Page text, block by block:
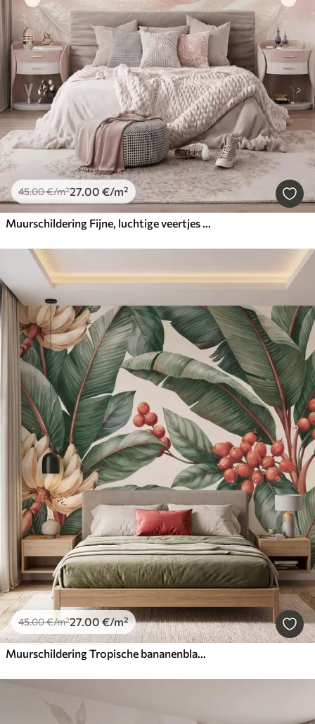
45.00€/m²27.00 €/m²
Muurschildering Fijne, luchtige veertjes in een perzikroze waas met een glans
45.00€/m²27.00€/m²
Muurschildering Tropische bananenbladeren met trossen rode koffiebessen, in aquarelstijl